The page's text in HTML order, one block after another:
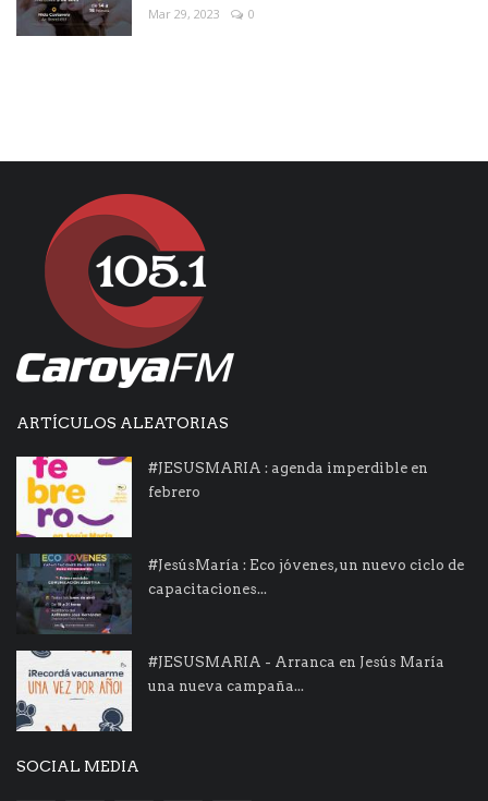
Mar 29, 2023 0
ARTÍCULOS ALEATORIAS
#JESUSMARIA : agenda imperdible en
febrero
#JesúsMaría : Eco jóvenes, un nuevo ciclo de
capacitaciones...
#JESUSMARIA - Arranca en Jesús María
una nueva campaña...
SOCIAL MEDIA